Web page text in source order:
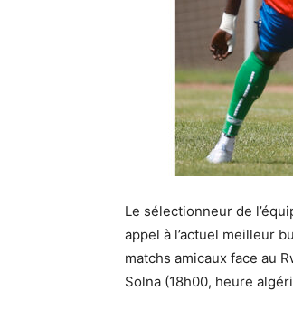
Le sélectionneur de
appel à l’actuel meilleur
matchs amicaux face au
Solna (18h00, heure